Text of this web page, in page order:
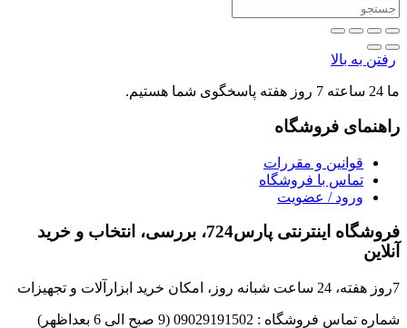
رفتن به بالا
ما 24 ساعته 7 روز هفته پاسخگوی شما هستیم.
راهنمای فروشگاه
قوانین و مقررات
تماس با فروشگاه
ورود / عضویت
فروشگاه اینترنتی پارس724، بررسی، انتخاب و خرید
آنلاین
7روز هفته، 24 ساعت شبانه روز، امکان خرید ابزارآلات و تجهیزات
شماره تماس فروشگاه : 09029191502 (9 صبح الی 6 بعداظهر)